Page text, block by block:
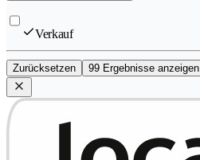
Verkauf
Zurücksetzen 99 Ergebnisse anzeigen